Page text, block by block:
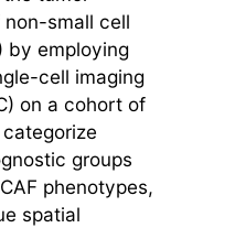
small cell
by employing
cell imaging
on a cohort of
groups
phenotypes,
spatial